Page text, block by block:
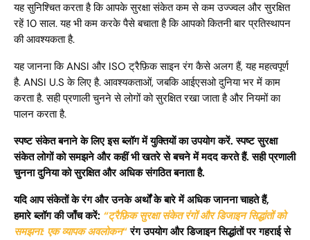
यह सुनिश्चित करता है कि आपके सुरक्षा संकेत कम से कम उज्ज्वल और सुरक्षित
रहें 10 साल. यह भी कम करके पैसे बचाता है कि आपको कितनी बार प्रतिस्थापन
की आवश्यकता है.
यह जानना कि ANSI और ISO ट्रैफ़िक साइन रंग कैसे अलग हैं, यह महत्वपूर्ण
है. ANSI U.S के लिए है. आवश्यकताओं, जबकि आईएसओ दुनिया भर में काम
करता है. सही प्रणाली चुनने से लोगों को सुरक्षित रखा जाता है और नियमों का
पालन करता है.
स्पष्ट संकेत बनाने के लिए इस ब्लॉग में युक्तियों का उपयोग करें. स्पष्ट सुरक्षा
संकेत लोगों को समझने और कहीं भी खतरे से बचने में मदद करते हैं. सही प्रणाली
चुनना दुनिया को सुरक्षित और अधिक संगठित बनाता है.
यदि आप संकेतों के रंग और उनके अर्थों के बारे में अधिक जानना चाहते हैं,
हमारे ब्लॉग की जाँच करें: “ट्रैफ़िक सुरक्षा संकेत रंगों और डिजाइन सिद्धांतों को
समझना: एक व्यापक अवलोकन“रंग उपयोग और डिजाइन सिद्धांतों पर गहराई से